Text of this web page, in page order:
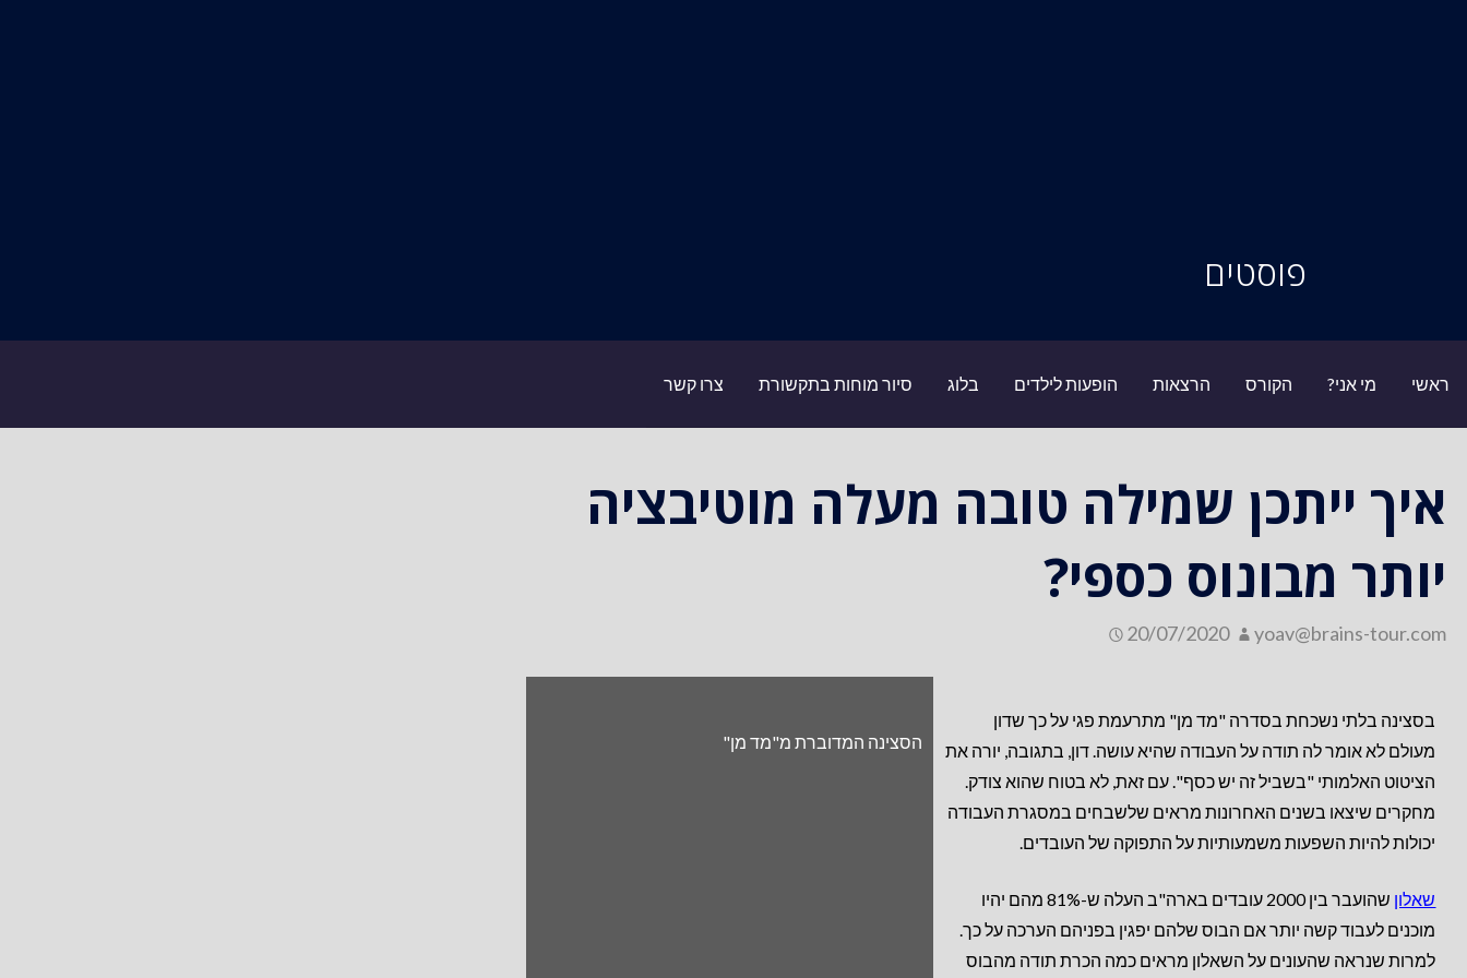
פוסטים
ראשי מי אני? הקורס הרצאות הופעות לילדים בלוג סיור מוחות בתקשורת צרו קשר
איך ייתכן שמילה טובה מעלה מוטיבציה
יותר מבונוס כספי?
20/07/2020 yoav@brains-tour.com
בסצינה בלתי נשכחת בסדרה "מד מן" מתרעמת פגי על כך שדון
מעולם לא אומר לה תודה על העבודה שהיא עושה. דון, בתגובה, יורה את
הציטוט האלמותי "בשביל זה יש כסף". עם זאת, לא בטוח שהוא צודק.
מחקרים שיצאו בשנים האחרונות מראים שלשבחים במסגרת העבודה
יכולות להיות השפעות משמעותיות על התפוקה של העובדים.
שאלון
שהועבר בין 2000 עובדים בארה"ב העלה ש-81% מהם יהיו
מוכנים לעבוד קשה יותר אם הבוס שלהם יפגין בפניהם הערכה על כך.
למרות שנראה שהעונים על השאלון מראים כמה הכרת תודה מהבוס
הסצינה המדוברת מ"מד מן"